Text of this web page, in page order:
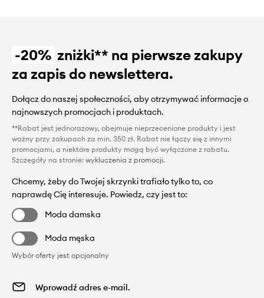
-20% zniżki** na pierwsze zakupy
za zapis do newslettera.
Dołącz do naszej społeczności, aby otrzymywać informacje o
najnowszych promocjach i produktach.
**Rabat jest jednorazowy, obejmuje nieprzecenione produkty i jest
ważny przy zakupach za min. 350 zł. Rabat nie łączy się z innymi
promocjami, a niektóre produkty mogą być wyłączone z rabatu.
Szczegóły na stronie: wykluczenia z promocji.
Chcemy, żeby do Twojej skrzynki trafiało tylko to, co
naprawdę Cię interesuje. Powiedz, czy jest to:
Moda damska
Moda męska
Wybór oferty jest opcjonalny